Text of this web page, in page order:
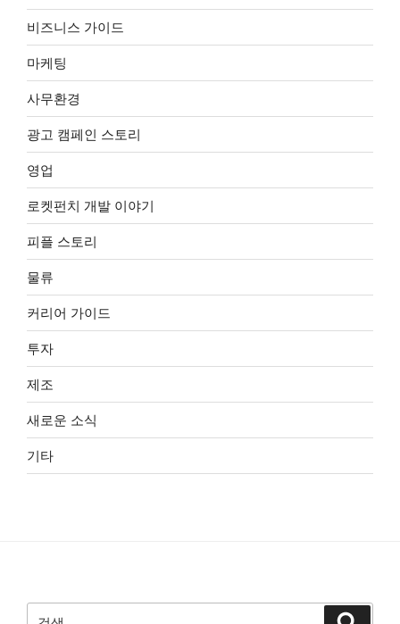
비즈니스 가이드
마케팅
사무환경
광고 캠페인 스토리
영업
로켓펀치 개발 이야기
피플 스토리
물류
커리어 가이드
투자
제조
새로운 소식
기타